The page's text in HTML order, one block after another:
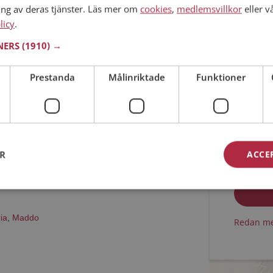
län
ett fotoalbum på Mötesplatsen? Bli medlem
tusentals fotoalbum med spännande bilder
Maddo
Jag
Jag
Redan
av deras tjänster. Läs mer om cookies, medlemsvillkor eller
.
(1910) →
Prestanda Målinriktade Funktioner